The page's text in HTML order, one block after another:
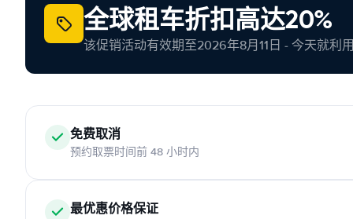
全球租车折扣高达20%
该促销活动有效期至2026年8月11日 - 今天就利用
免费取消
预约取票时间前 48 小时内
最优惠价格保证